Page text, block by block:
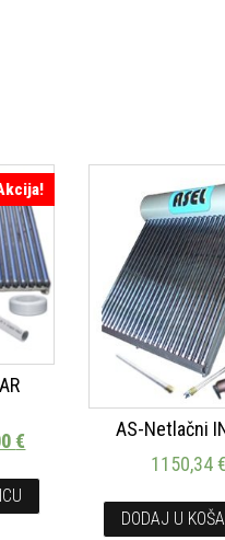
€
AS-Netlačni
1150,34€
DODAJ U